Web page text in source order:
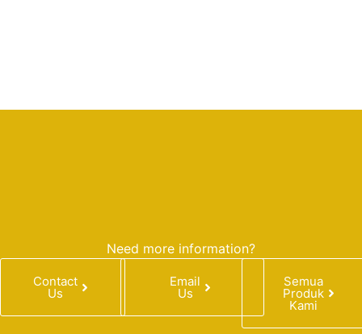
Need more information?
Contact
Us
Email
Us
Semua
Produk
Kami